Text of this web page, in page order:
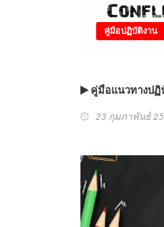
คู่มือปฏิบัติงาน
คู่มือแนวทางปฏิ
23 กุมภาพันธ์